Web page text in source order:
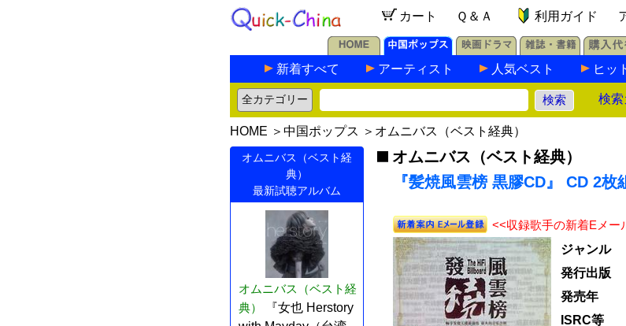
カート Ｑ＆Ａ 利用ガイド
新着すべて アーティスト 人気ベスト ヒッ
検索
HOME ＞ 中国ポップス ＞ オムニバス（ベスト経典）
オムニバス（ベスト経
典）
最新試聴アルバム
オムニバス（ベスト経
典）
『女也 Herstory
オムニバス（ベスト経典）
『髪焼風雲榜 黒膠CD』 CD 2枚
<<収録歌手の新着Eメー
ジャンル
発行出版
発売年
ISRC等